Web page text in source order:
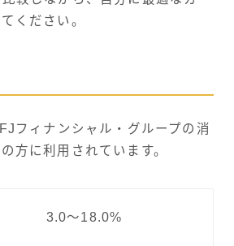
ください。
フィナンシャル・グループの消
方に利用されています。
3.0～18.0%